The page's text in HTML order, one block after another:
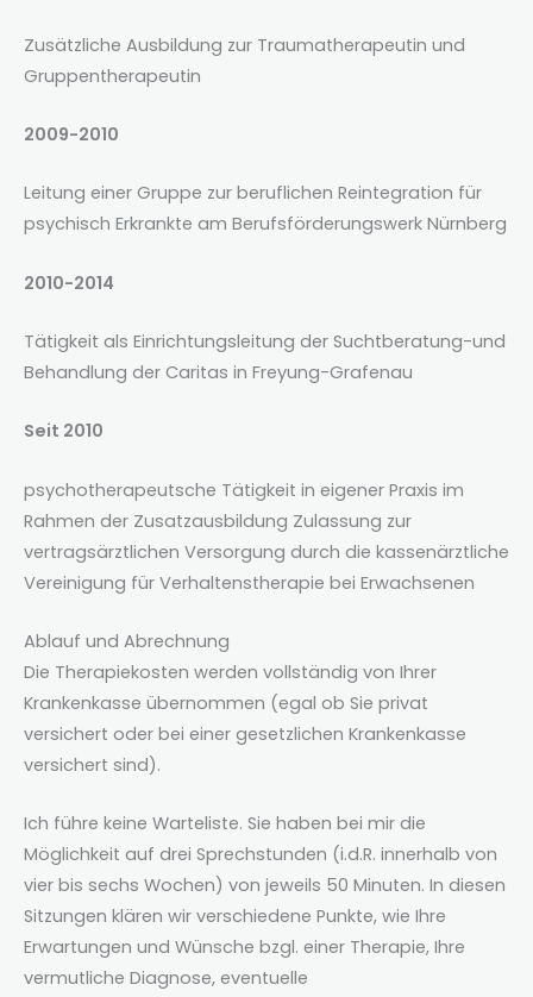
Zusätzliche Ausbildung zur Traumatherapeutin und
Gruppentherapeutin
2009-2010
Leitung einer Gruppe zur beruflichen Reintegration für
psychisch Erkrankte am Berufsförderungswerk Nürnberg
2010-2014
Tätigkeit als Einrichtungsleitung der Suchtberatung-und
Behandlung der Caritas in Freyung-Grafenau
Seit 2010
psychotherapeutsche Tätigkeit in eigener Praxis im
Rahmen der Zusatzausbildung Zulassung zur
vertragsärztlichen Versorgung durch die kassenärztliche
Vereinigung für Verhaltenstherapie bei Erwachsenen
Ablauf und Abrechnung
Die Therapiekosten werden vollständig von Ihrer
Krankenkasse übernommen (egal ob Sie privat
versichert oder bei einer gesetzlichen Krankenkasse
versichert sind).
Ich führe keine Warteliste. Sie haben bei mir die
Möglichkeit auf drei Sprechstunden (i.d.R. innerhalb von
vier bis sechs Wochen) von jeweils 50 Minuten. In diesen
Sitzungen klären wir verschiedene Punkte, wie Ihre
Erwartungen und Wünsche bzgl. einer Therapie, Ihre
vermutliche Diagnose, eventuelle